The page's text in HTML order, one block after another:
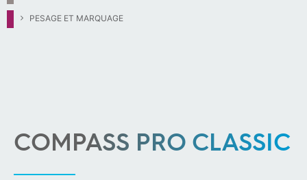
PESAGE ET MARQUAGE
COMPASS PRO CLASSIC